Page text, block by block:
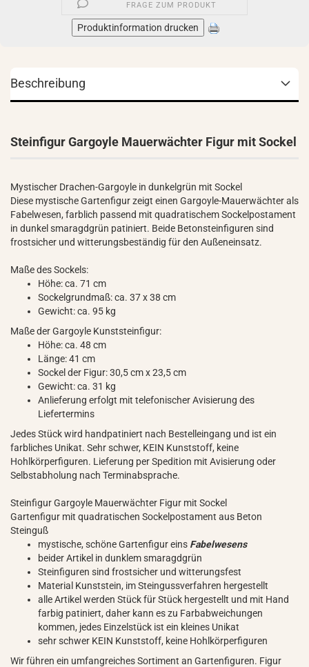
FRAGE ZUM PRODUKT
Produktinformation drucken
Beschreibung
Steinfigur Gargoyle Mauerwächter Figur mit Sockel
Mystischer Drachen-Gargoyle in dunkelgrün mit Sockel
Diese mystische Gartenfigur zeigt einen Gargoyle-Mauerwächter als
Fabelwesen, farblich passend mit quadratischem Sockelpostament
in dunkel smaragdgrün patiniert. Beide Betonsteinfiguren sind
frostsicher und witterungsbeständig für den Außeneinsatz.
Maße des Sockels:
Höhe: ca. 71 cm
Sockelgrundmaß: ca. 37 x 38 cm
Gewicht: ca. 95 kg
Maße der Gargoyle Kunststeinfigur:
Höhe: ca. 48 cm
Länge: 41 cm
Sockel der Figur: 30,5 cm x 23,5 cm
Gewicht: ca. 31 kg
Anlieferung erfolgt mit telefonischer Avisierung des
Liefertermins
Jedes Stück wird handpatiniert nach Bestelleingang und ist ein
farbliches Unikat. Sehr schwer, KEIN Kunststoff, keine
Hohlkörperfiguren. Lieferung per Spedition mit Avisierung oder
Selbstabholung nach Terminabsprache.
Steinfigur Gargoyle Mauerwächter Figur mit Sockel
Gartenfigur mit quadratischen Sockelpostament aus Beton
Steinguß
mystische, schöne Gartenfigur eins Fabelwesens
beider Artikel in dunklem smaragdgrün
Steinfiguren sind frostsicher und witterungsfest
Material Kunststein, im Steingussverfahren hergestellt
alle Artikel werden Stück für Stück hergestellt und mit Hand
farbig patiniert, daher kann es zu Farbabweichungen
kommen, jedes Einzelstück ist ein kleines Unikat
sehr schwer KEIN Kunststoff, keine Hohlkörperfiguren
Wir führen ein umfangreiches Sortiment an Gartenfiguren. Figur